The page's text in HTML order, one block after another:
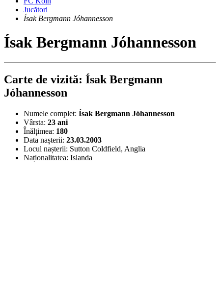
Jucători
Ísak Bergmann Jóhannesson
Ísak Bergmann Jóhannesson
Carte de vizită: Ísak Bergmann
Jóhannesson
Numele complet: Ísak Bergmann Jóhannesson
Vârsta: 23 ani
Înălțimea: 180
Data nașterii: 23.03.2003
Locul nașterii: Sutton Coldfield, Anglia
Naționalitatea: Islanda